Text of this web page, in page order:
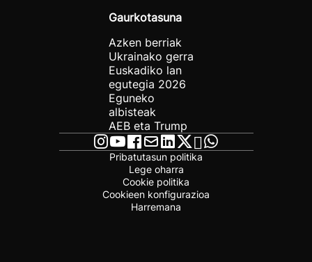
Gaurkotasuna
Azken berriak
Ukrainako gerra
Euskadiko lan
egutegia 2026
Eguneko
albisteak
AEB eta Trump
Pribatutasun politika
Lege oharra
Cookie politika
Cookieen konfigurazioa
Harremana